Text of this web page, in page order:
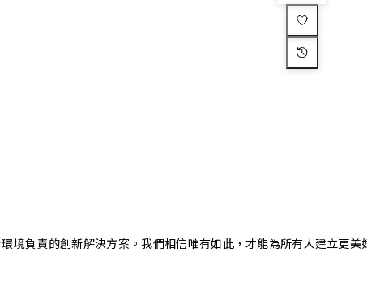
境負責的創新解決方案。我們相信唯有如此，才能為所有人建立更美